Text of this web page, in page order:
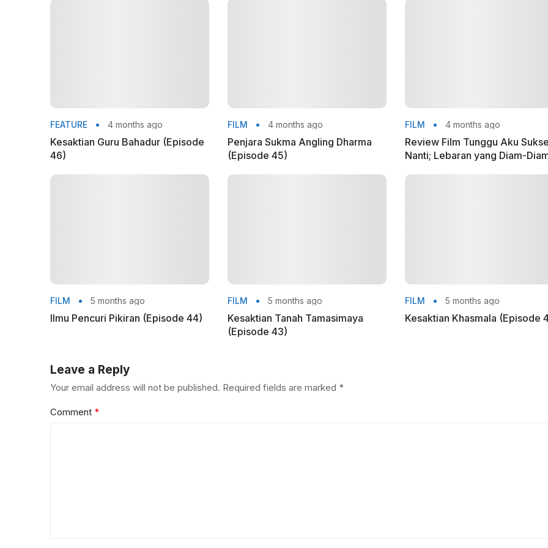
FEATURE 4 months ago
Kesaktian Guru Bahadur (Episode
46)
FILM 4 months ago
Penjara Sukma Angling Dharma
(Episode 45)
FILM 4 months ago
Review Film Tunggu Aku
Nanti; Lebaran yang Diam-
FILM 5 months ago
Ilmu Pencuri Pikiran (Episode 44)
FILM 5 months ago
Kesaktian Tanah Tamasimaya
(Episode 43)
FILM 5 months ago
Kesaktian Khasmala (Episode
Leave a Reply
Your email address will not be published. Required fields are marked *
Comment *